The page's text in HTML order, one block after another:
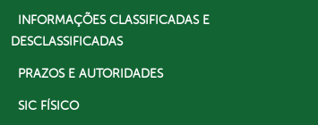
INFORMAÇÕES CLASSIFICADAS E
DESCLASSIFICADAS
PRAZOS E AUTORIDADES
SIC FÍSICO